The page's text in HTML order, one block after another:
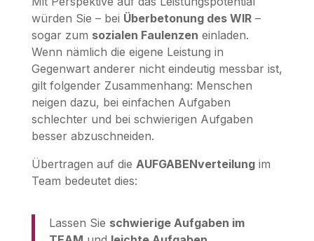
würden Sie – bei Überbetonung des WIR–
sogar zum sozialen Faulenzen einladen.
Wenn nämlich die eigene Leistung in
Gegenwart anderer nicht eindeutig messbar ist,
gilt folgender Zusammenhang: Menschen
neigen dazu, bei einfachen Aufgaben
schlechter und bei schwierigen Aufgaben
besser abzuschneiden.
Übertragen auf die AUFGABENverteilungim
Team bedeutet dies:
Lassen Sie schwierige Aufgaben im